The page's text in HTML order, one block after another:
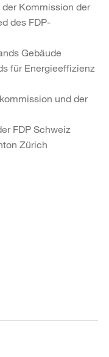
Kommission der
des FDP-
Gebäude
für Energieeffizienz
und der
FDP Schweiz
Zürich